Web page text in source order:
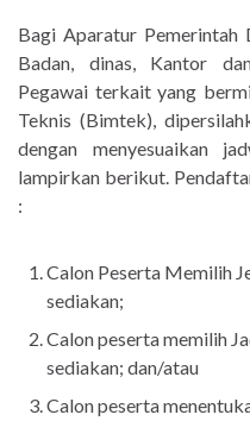
Bagi Aparatur Pemerintah
Badan, dinas, Kantor
Pegawai terkait yang
Teknis (Bimtek),
dengan menyesuaikan
lampirkan berikut.
:
Calon Peserta Memilih
sediakan;
Calon peserta memilih
sediakan; dan/atau
Calon peserta